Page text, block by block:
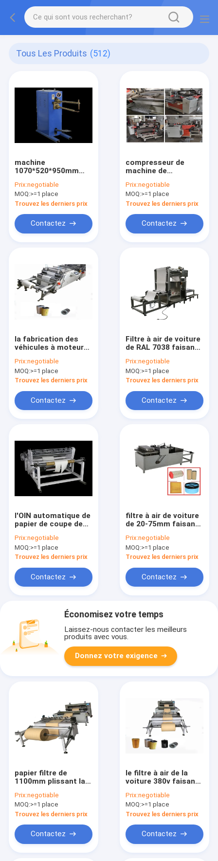
Tous Les Produits (512)
machine
1070*520*950mm
Manufacturing de
soudeuse de la tache
380V
Prix:negotiable
MOQ:>=1 place
Trouvez les derniers prix
Contactez
compresseur de
machine de
air 3kw soudant
40kva
Prix:negotiable
MOQ:>=1 place
Trouvez les derniers prix
Contactez
la fabrication des
véhicules à moteur
du filtre 500kg usine
1800X1030X900mm
Prix:negotiable
MOQ:>=1 place
Trouvez les derniers prix
Contactez
Filtre à air de voiture
de RAL 7038 faisant
Hepa plissant la
machine
Prix:negotiable
MOQ:>=1 place
Trouvez les derniers prix
Contactez
l'OIN automatique de
papier de coupe de
petit pain 280kg a
approuvé
Prix:negotiable
MOQ:>=1 place
Trouvez les derniers prix
Contactez
filtre à air de voiture
de 20-75mm faisant
atmosphérique de la
machine 780kg
0.5Mpa
Prix:negotiable
MOQ:>=1 place
Trouvez les derniers prix
Contactez
Économisez votre temps
Laissez-nous contacter les meilleurs
produits avec vous.
Donnez votre exigence
papier filtre de
1100mm plissant la
fonctionnement de
degré de la machine
200 C
Prix:negotiable
MOQ:>=1 place
Trouvez les derniers prix
Contactez
le filtre à air de la
voiture 380v faisant
fondent non soufflé
le textile tissé
faisant la machine
Prix:negotiable
MOQ:>=1 place
Trouvez les derniers prix
Contactez